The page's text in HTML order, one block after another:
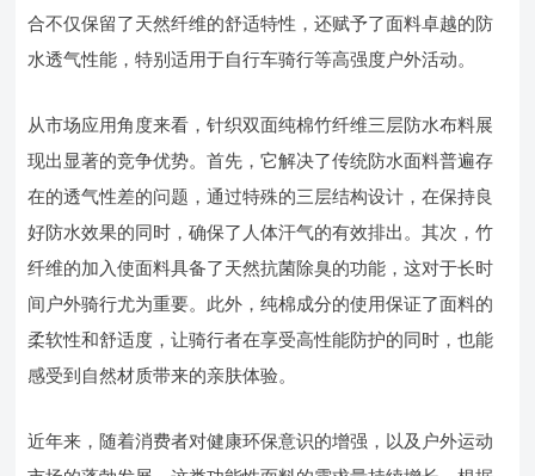
合不仅保留了天然纤维的舒适特性，还赋予了面料卓越的防
水透气性能，特别适用于自行车骑行等高强度户外活动。
从市场应用角度来看，针织双面纯棉竹纤维三层防水布料展
现出显著的竞争优势。首先，它解决了传统防水面料普遍存
在的透气性差的问题，通过特殊的三层结构设计，在保持良
好防水效果的同时，确保了人体汗气的有效排出。其次，竹
纤维的加入使面料具备了天然抗菌除臭的功能，这对于长时
间户外骑行尤为重要。此外，纯棉成分的使用保证了面料的
柔软性和舒适度，让骑行者在享受高性能防护的同时，也能
感受到自然材质带来的亲肤体验。
近年来，随着消费者对健康环保意识的增强，以及户外运动